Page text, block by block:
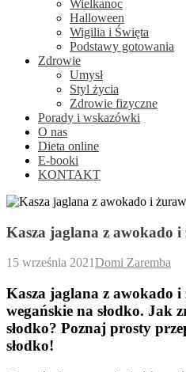
Wielkanoc
Halloween
Wigilia i Święta
Podstawy gotowania
Zdrowie
Umysł
Styl życia
Zdrowie fizyczne
Porady i wskazówki
O nas
Dieta online
E-booki
KONTAKT
Kasza jaglana z awokado
15 września 2021Domi Zaremba
Kasza jaglana z awokado
wegańskie na słodko. Jak
słodko? Poznaj prosty
słodko!